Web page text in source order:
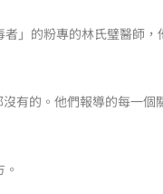
」的粉專的林氏璧醫師，
有的。他們報導的每一個